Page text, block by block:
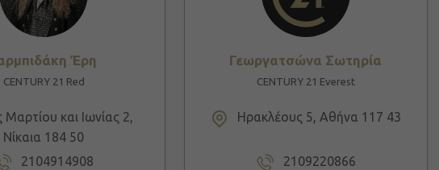
Έρη
CENTURY 21 Red
και Ιωνίας 2,
Νίκαια 184 50
2104914908
Γεωργατσώνα Σωτηρία
CENTURY 21 Everest
Ηρακλέους 5, Αθήνα 117 43
2109220866